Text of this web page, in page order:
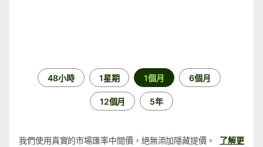
48小時 1星期 1個月 6個月
12個月 5年
我們使用真實的市場匯率中間價，絕無添加隱藏提價。
了解更